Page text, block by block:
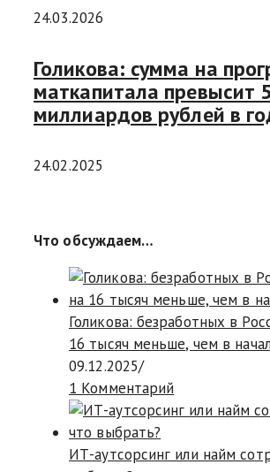
24.03.2026
Голикова: сумма на
маткапитала превысит
миллиардов рублей в
24.02.2025
Что обсуждаем…
Голикова: безработных в
16 тысяч меньше, чем в
09.12.2025/
1 Комментарий
ИТ-аутсорсинг или найм